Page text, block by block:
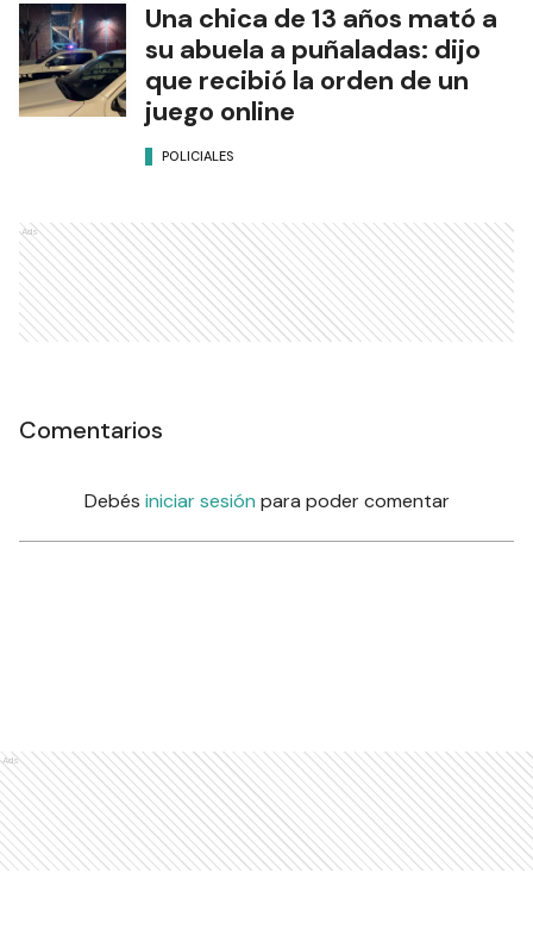
Una chica de 13 años mató a
su abuela a puñaladas: dijo
que recibió la orden de un
juego online
POLICIALES
Ads
Comentarios
Debés iniciar sesión para poder comentar
Ads